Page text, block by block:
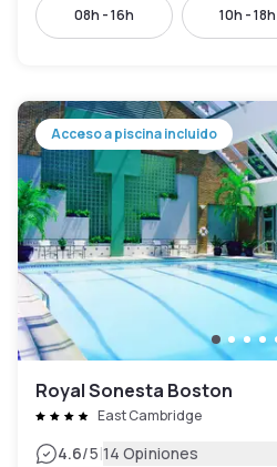
08h - 16h 10h - 18h
Acceso a piscina incluido
Royal Sonesta Boston
East Cambridge
4.6/5|14 Opiniones